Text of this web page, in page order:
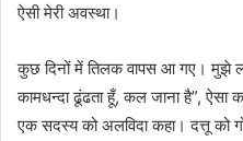
ऐसी मेरी अवस्था।
कुछ दिनों में तिलक वापस आ गए। मुझे
कामधन्दा ढूंढता हूँ, कल जाना है”,
एक सदस्य को अलविदा कहा। दत्तू